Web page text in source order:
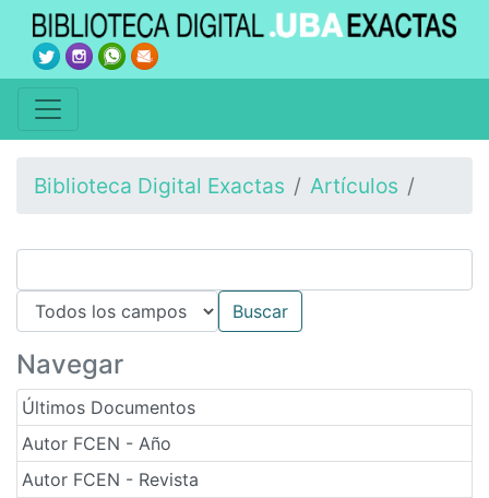
Biblioteca Digital Exactas Artículos
Navegar
Últimos Documentos
Autor FCEN - Año
Autor FCEN - Revista